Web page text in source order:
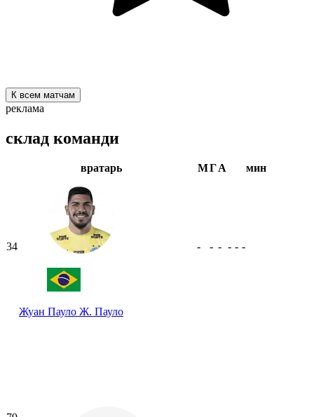
К всем матчам
реклама
склад команди
вратарь МГА мин
34
Жуан Пауло Ж. Пауло
- - - - - -